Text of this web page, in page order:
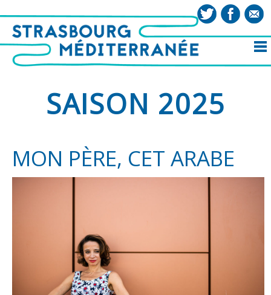
SAISON 2025
MON PÈRE, CET ARABE